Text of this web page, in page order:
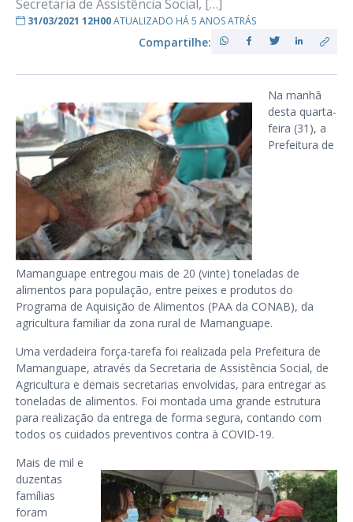
Secretaria de Assistência Social, […]
31/03/2021 12H00ATUALIZADO HÁ 5 ANOS ATRÁS
Compartilhe:
Na manhã
desta quarta-
feira (31), a
Prefeitura de
Mamanguape entregou mais de 20 (vinte) toneladas de
alimentos para população, entre peixes e produtos do
Programa de Aquisição de Alimentos (PAA da CONAB), da
agricultura familiar da zona rural de Mamanguape.
Uma verdadeira força-tarefa foi realizada pela Prefeitura de
Mamanguape, através da Secretaria de Assistência Social, de
Agricultura e demais secretarias envolvidas, para entregar as
toneladas de alimentos. Foi montada uma grande estrutura
para realização da entrega de forma segura, contando com
todos os cuidados preventivos contra à COVID-19.
Mais de mil e
duzentas
famílias
foram